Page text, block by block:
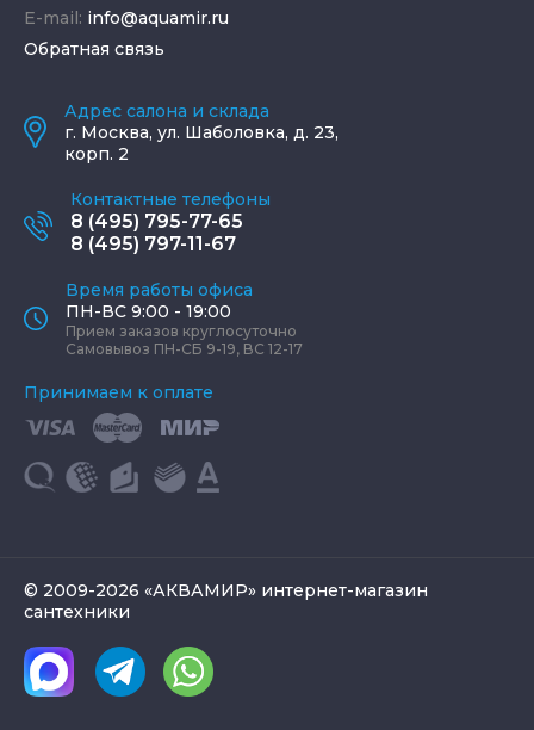
E-mail: info@aquamir.ru
Обратная связь
Адрес салона и склада
г. Москва, ул. Шаболовка, д. 23,
корп. 2
Контактные телефоны
8 (495) 795-77-65
8 (495) 797-11-67
Время работы офиса
ПН-ВС 9:00 - 19:00
Прием заказов круглосуточно
Самовывоз ПН-СБ 9-19, ВС 12-17
Принимаем к оплате
© 2009-2026 «АКВАМИР» интернет-магазин
сантехники